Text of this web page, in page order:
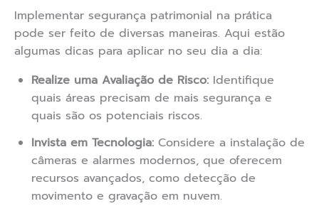
Implementar segurança patrimonial na prática
pode ser feito de diversas maneiras. Aqui estão
algumas dicas para aplicar no seu dia a dia:
Realize uma Avaliação de Risco: Identifique
quais áreas precisam de mais segurança e
quais são os potenciais riscos.
Invista em Tecnologia: Considere a instalação de
câmeras e alarmes modernos, que oferecem
recursos avançados, como detecção de
movimento e gravação em nuvem.